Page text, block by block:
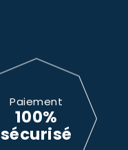
Paiement
100%
sécurisé